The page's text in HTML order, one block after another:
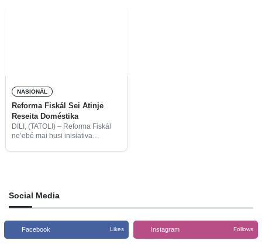
NASIONÁL
Reforma Fiskál Sei Atinje
Reseita Doméstika
DILI, (TATOLI) – Reforma Fiskál
ne’ebé mai husi inisiativa
administrasaun ho objetivu atu
Social Media
Facebook Likes Instagram Follows